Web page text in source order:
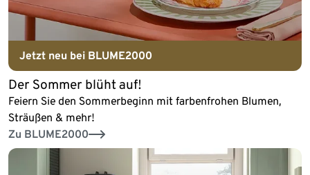
Jetzt neu bei BLUME2000
Der Sommer blüht auf!
Feiern Sie den Sommerbeginn mit farbenfrohen Blumen,
Sträußen & mehr!
Zu BLUME2000